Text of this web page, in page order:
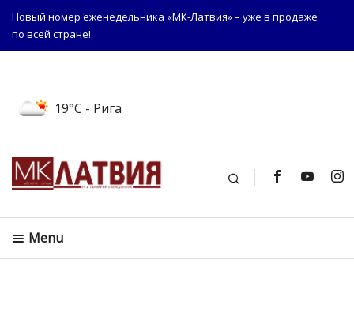
Новый номер еженедельника «МК-Латвия» – уже в продаже
по всей стране!
19°C - Рига
Поиск
Menu